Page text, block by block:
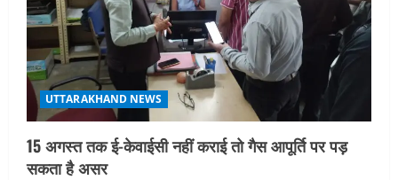
t
i
o
n
UTTARAKHAND NEWS
15 अगस्त तक ई-केवाईसी नहीं कराई तो गैस आपूर्ति पर पड़
सकता है असर